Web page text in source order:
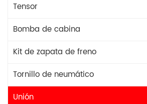
Tensor
Bomba de cabina
Kit de zapata de freno
Tornillo de neumático
Unión